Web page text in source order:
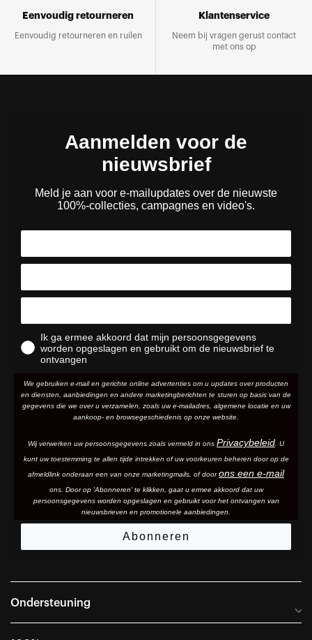
Eenvoudig retourneren
Eenvoudig retourneren en ruilen
Klantenservice
Neem bij vragen gerust contact
met ons op
Aanmelden voor de
nieuwsbrief
Meld je aan voor e-mailupdates over de nieuwste
100%-collecties, campagnes en video's.
Ik ga ermee akkoord dat mijn persoonsgegevens
worden opgeslagen en gebruikt om de nieuwsbrief te
ontvangen
We gebruiken e-mail en gerichte online advertenties om u updates over producten
en diensten, aanbiedingen en andere marketingberichten te sturen op basis van de
gegevens die we over u verzamelen, zoals uw e-mailadres, algemene locatie en uw
aankoop- en browsegeschiedenis op onze website.
Wij verwerken uw persoonsgegevens zoals vermeld in ons Privacybeleid . U
kunt uw toestemming te allen tijde intrekken of uw voorkeuren beheren door op de
afmeldlink onderaan een van onze marketingmails , of doorons een e-mail
ons. Door op 'Abonneren' te klikken, gaat u ermee akkoord dat uw
persoonsgegevens worden opgeslagen en gebruikt voor het ontvangen van
nieuwsbrieven en promotionele aanbiedingen.
Abonneren
Ondersteuning
Veelgestelde vragen